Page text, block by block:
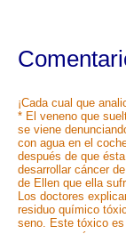
¡Cada cual que
* El veneno que
se viene
con agua en el
después de que
desarrollar cáncer
de Ellen que ella
Los doctores
residuo químico
seno. Este tóxico